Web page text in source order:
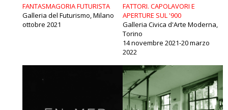
FANTASMAGORIA FUTURISTA
Galleria del Futurismo, Milano
ottobre 2021
FATTORI. CAPOLAVORI E
APERTURE SUL '900
Galleria Civica d'Arte Moderna,
Torino
14 novembre 2021-20 marzo
2022